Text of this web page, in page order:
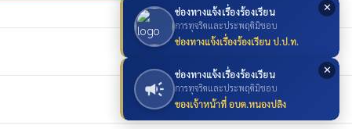
✕
ช่องทางแจ้งเรื่องร้องเรียน
การทุจริตและประพฤติมิชอบ
ช่องทางแจ้งเรื่องร้องเรียน ป.ป.ท.
✕
campaign
ช่องทางแจ้งเรื่องร้องเรียน
การทุจริตและประพฤติมิชอบ
ของเจ้าหน้าที่ อบต.หนองปลิง